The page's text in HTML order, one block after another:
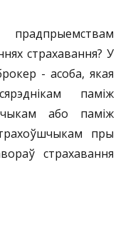
страхавання? У
- асоба, якая
паміж
або паміж
пры
страхавання